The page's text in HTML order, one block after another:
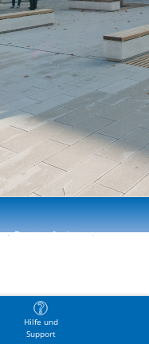
Hilfe und
Support
Barrierefreiheit